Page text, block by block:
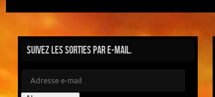
Suivez les sorties par e-mail.